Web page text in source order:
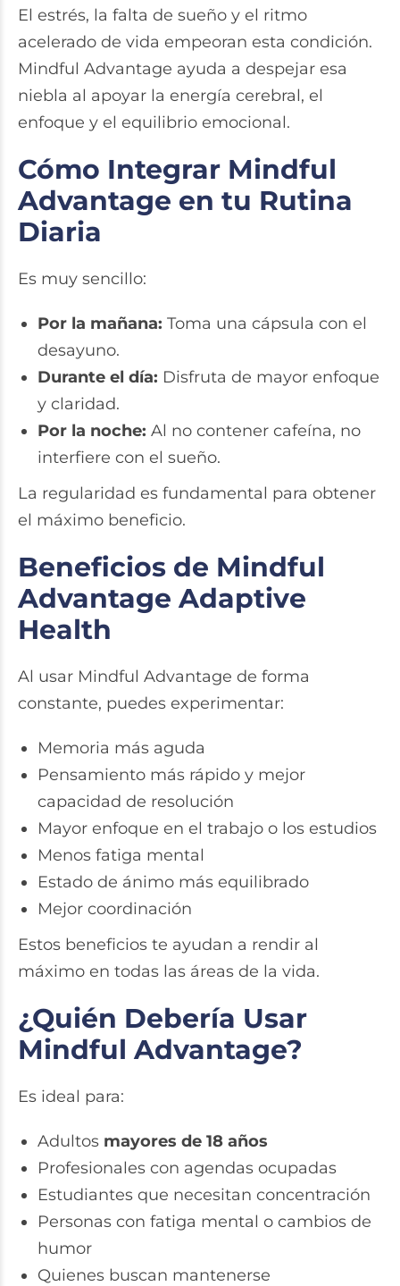
El estrés, la falta de sueño y el ritmo
acelerado de vida empeoran esta condición.
Mindful Advantage ayuda a despejar esa
niebla al apoyar la energía cerebral, el
enfoque y el equilibrio emocional.
Cómo Integrar Mindful
Advantage en tu Rutina
Diaria
Es muy sencillo:
Por la mañana: Toma una cápsula con el
desayuno.
Durante el día: Disfruta de mayor enfoque
y claridad.
Por la noche: Al no contener cafeína, no
interfiere con el sueño.
La regularidad es fundamental para obtener
el máximo beneficio.
Beneficios de Mindful
Advantage Adaptive
Health
Al usar Mindful Advantage de forma
constante, puedes experimentar:
Memoria más aguda
Pensamiento más rápido y mejor
capacidad de resolución
Mayor enfoque en el trabajo o los estudios
Menos fatiga mental
Estado de ánimo más equilibrado
Mejor coordinación
Estos beneficios te ayudan a rendir al
máximo en todas las áreas de la vida.
¿Quién Debería Usar
Mindful Advantage?
Es ideal para:
Adultos mayores de 18 años
Profesionales con agendas ocupadas
Estudiantes que necesitan concentración
Personas con fatiga mental o cambios de
humor
Quienes buscan mantenerse